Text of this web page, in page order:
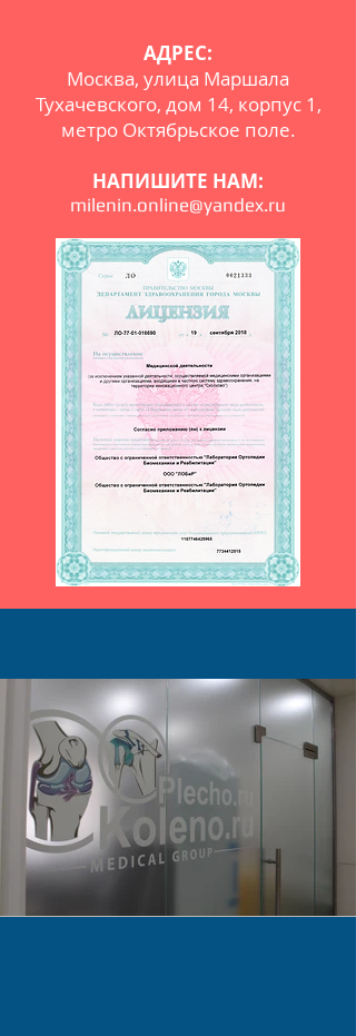
АДРЕС:
Москва, улица Маршала
Тухачевского, дом 14, корпус 1,
метро Октябрьское поле.
НАПИШИТЕ НАМ:
milenin.online@yandex.ru